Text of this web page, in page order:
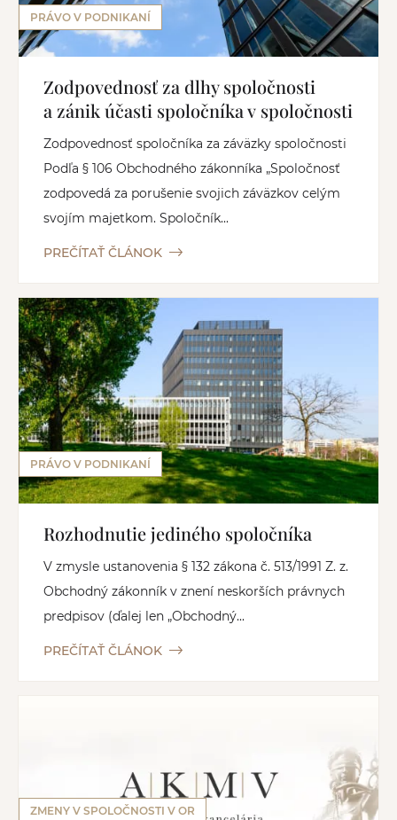
PRÁVO V PODNIKANÍ
Zodpovednosť za dlhy spoločnosti
a zánik účasti spoločníka v spoločnosti
Zodpovednosť spoločníka za záväzky spoločnosti
Podľa § 106 Obchodného zákonníka „Spoločnosť
zodpovedá za porušenie svojich záväzkov celým
svojím majetkom. Spoločník...
PREČÍTAŤ ČLÁNOK
PRÁVO V PODNIKANÍ
Rozhodnutie jediného spoločníka
V zmysle ustanovenia § 132 zákona č. 513/1991 Z. z.
Obchodný zákonník v znení neskorších právnych
predpisov (ďalej len „Obchodný...
PREČÍTAŤ ČLÁNOK
ZMENY V SPOLOČNOSTI V OR